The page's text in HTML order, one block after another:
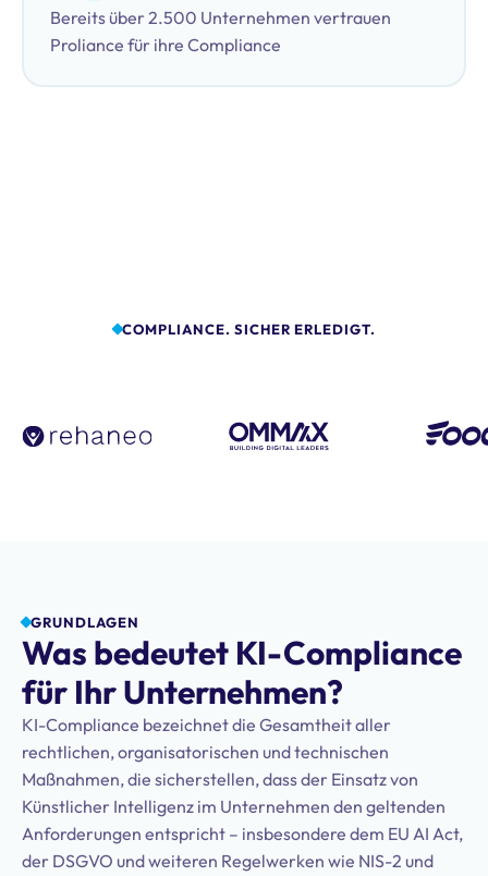
Bereits über 2.500 Unternehmen vertrauen
Proliance für ihre Compliance
COMPLIANCE. SICHER ERLEDIGT.
GRUNDLAGEN
Was bedeutet KI-Compliance
für Ihr Unternehmen?
KI-Compliance bezeichnet die Gesamtheit aller
rechtlichen, organisatorischen und technischen
Maßnahmen, die sicherstellen, dass der Einsatz von
Künstlicher Intelligenz im Unternehmen den geltenden
Anforderungen entspricht – insbesondere dem EU AI Act,
der DSGVO und weiteren Regelwerken wie NIS-2 und